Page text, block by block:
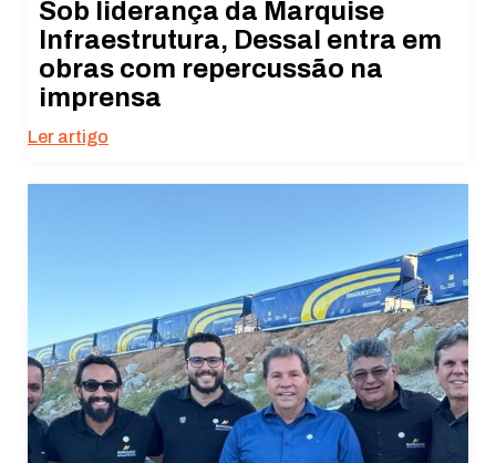
Sob liderança da Marquise
Infraestrutura, Dessal entra em
obras com repercussão na
imprensa
Ler artigo